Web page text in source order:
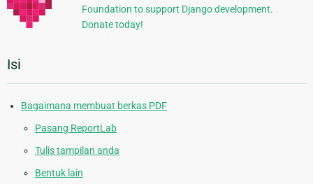
Foundation to support Django development.
Donate today!
Isi
Bagaimana membuat berkas PDF
Pasang ReportLab
Tulis tampilan anda
Bentuk lain